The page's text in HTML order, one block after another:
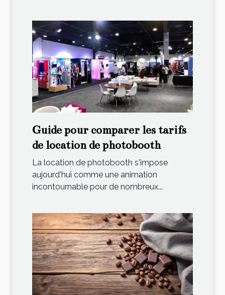
Guide pour comparer les tarifs
de location de photobooth
La location de photobooth s'impose
aujourd'hui comme une animation
incontournable pour de nombreux...